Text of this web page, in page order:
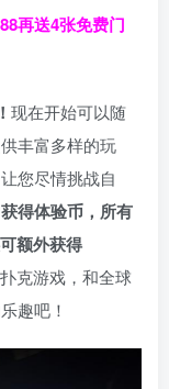
再送4张免费门
现在开始可以随
丰富多样的玩
您尽情挑战自
得体验币，所有
额外获得
克游戏，和全球
趣吧！